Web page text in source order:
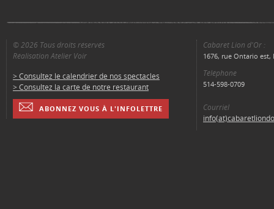
© 2026 Tous droits réservés
Réalisation Atelier Voir
> Consultez le calendrier de nos spectacles
> Consultez la carte de notre restaurant
ABONNEZ VOUS À L'INFOLETTRE
Cabaret Lion d'Or :
1676, rue Ontario est,
Téléphone
514-598-0709
Courriel